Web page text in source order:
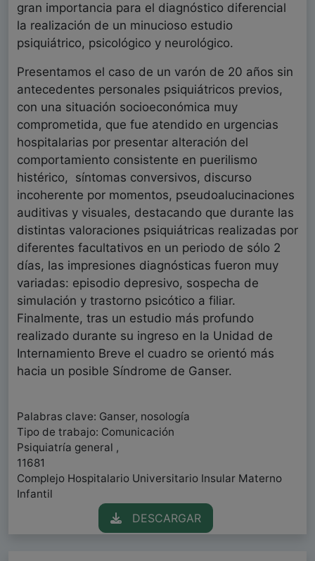
gran importancia para el diagnóstico diferencial
la realización de un minucioso estudio
psiquiátrico, psicológico y neurológico.
Presentamos el caso de un varón de 20 años sin
antecedentes personales psiquiátricos previos,
con una situación socioeconómica muy
comprometida, que fue atendido en urgencias
hospitalarias por presentar alteración del
comportamiento consistente en puerilismo
histérico, síntomas conversivos, discurso
incoherente por momentos, pseudoalucinaciones
auditivas y visuales, destacando que durante las
distintas valoraciones psiquiátricas realizadas por
diferentes facultativos en un periodo de sólo 2
días, las impresiones diagnósticas fueron muy
variadas: episodio depresivo, sospecha de
simulación y trastorno psicótico a filiar.
Finalmente, tras un estudio más profundo
realizado durante su ingreso en la Unidad de
Internamiento Breve el cuadro se orientó más
hacia un posible Síndrome de Ganser.
Palabras clave: Ganser, nosología
Tipo de trabajo: Comunicación
Psiquiatría general ,
11681
Complejo Hospitalario Universitario Insular Materno
Infantil
DESCARGAR